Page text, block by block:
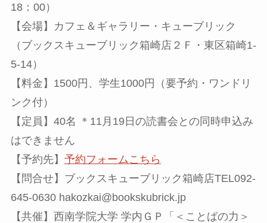
18：00）
【会場】カフェ＆ギャラリー・キューブリック
（ブックスキューブリック箱崎店２Ｆ・東区箱崎1-
5-14）
【料金】1500円、学生1000円（要予約・ワンドリ
ンク付）
【定員】40名 ＊11月19日の読書会との同時申込み
はできません
【予約先】 予約フォームこちら
【問合せ】ブックスキューブリック箱崎店TEL092-
645-0630 hakozkai@bookskubrick.jp
【共催】西南学院大学 学内ＧＰ「＜ことばの力＞